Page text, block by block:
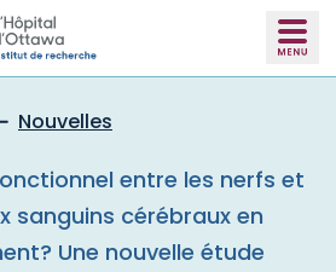
Nouvelles
entre les nerfs et
sanguins cérébraux en
Une nouvelle étude